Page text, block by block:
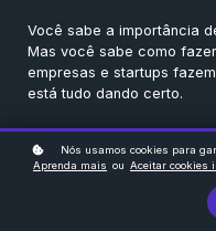
Você sabe a importância
Mas você sabe como
empresas e startups
está tudo dando certo.
Reservar minha
Nós usamos cookies para
Aprenda mais ou Aceitar cookies